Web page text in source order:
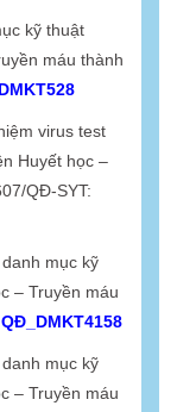
kỹ thuật
máu thành
virus test
Huyết học –
QĐ-SYT:
mục kỹ
– Truyền máu
QĐ_DMKT4158
mục kỹ
– Truyền máu